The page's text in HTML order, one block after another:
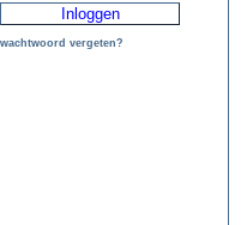
wachtwoord vergeten?